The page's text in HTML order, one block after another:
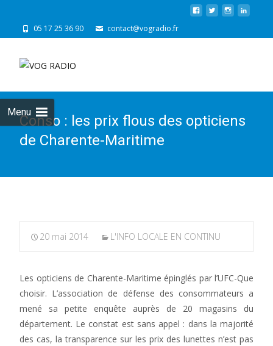
05 17 25 36 90 contact@vogradio.fr
Menu
Conso : les prix flous des opticiens
de Charente-Maritime
20 mai 2014 L'INFO LOCALE EN CONTINU
Les opticiens de Charente-Maritime épinglés par l’UFC-Que
choisir. L’association de défense des consommateurs a
mené sa petite enquête auprès de 20 magasins du
département. Le constat est sans appel : dans la majorité
des cas, la transparence sur les prix des lunettes n’est pas